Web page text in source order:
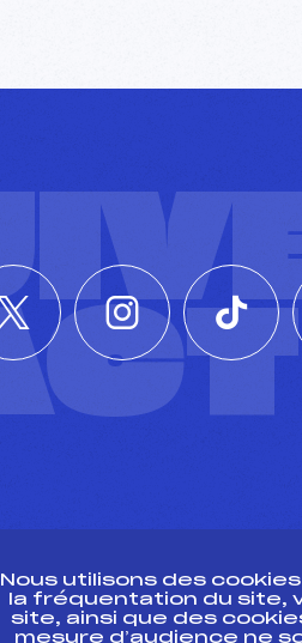
Nous utilisons des
la fréquentation du site,
site, ainsi que des
mesure d’audience ne